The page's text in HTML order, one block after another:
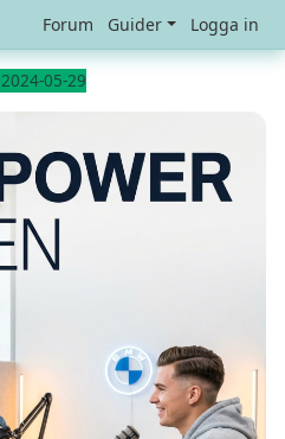
Forum Guider Logga in
2024-05-29